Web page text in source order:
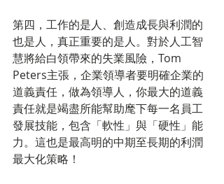
第四，工作的是人、創造成長與利潤的
也是人，真正重要的是人。對於人工智
慧將給白領帶來的失業風險，Tom
Peters主張，企業領導者要明確企業的
道義責任，做為領導人，你最大的道義
責任就是竭盡所能幫助麾下每一名員工
發展技能，包含「軟性」與「硬性」能
力。這也是最高明的中期至長期的利潤
最大化策略！